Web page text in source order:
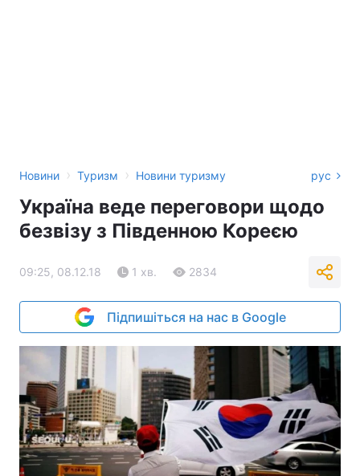
Новини › Туризм › Новини туризму рус
Україна веде переговори щодо
безвізу з Південною Кореєю
09:25, 08.12.18 1 хв. 2834
Підпишіться на нас в Google